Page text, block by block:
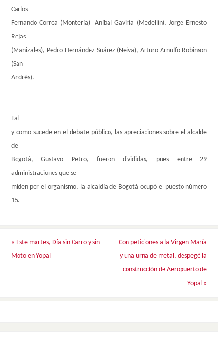
Carlos
Fernando Correa (Montería), Aníbal Gaviria (Medellín), Jorge Ernesto
Rojas
(Manizales), Pedro Hernández Suárez (Neiva), Arturo Arnulfo Robinson
(San
Andrés).
Tal
y como sucede en el debate público, las apreciaciones sobre el alcalde
de
Bogotá, Gustavo Petro, fueron divididas, pues entre 29
administraciones que se
miden por el organismo, la alcaldía de Bogotá ocupó el puesto número
15.
« Este martes, Día sin Carro y sin
Moto en Yopal
Con peticiones a la Virgen María
y una urna de metal, despegó la
construcción de Aeropuerto de
Yopal »